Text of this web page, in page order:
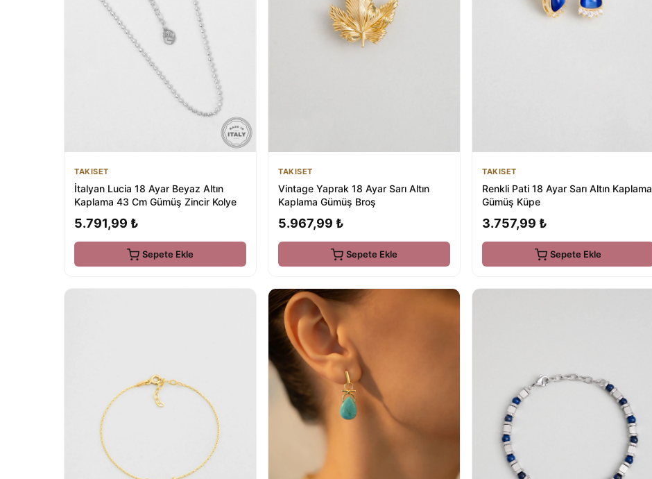
TAKISET
İtalyan Lucia 18 Ayar Beyaz Altın
Kaplama 43 Cm Gümüş Zincir Kolye
5.791,99 ₺
Sepete Ekle
TAKISET
Vintage Yaprak 18 Ayar Sarı Altın
Kaplama Gümüş Broş
5.967,99 ₺
Sepete Ekle
TAKISET
Renkli Pati 18 Ayar Sarı Altın Kaplama
Gümüş Küpe
3.757,99 ₺
Sepete Ekle